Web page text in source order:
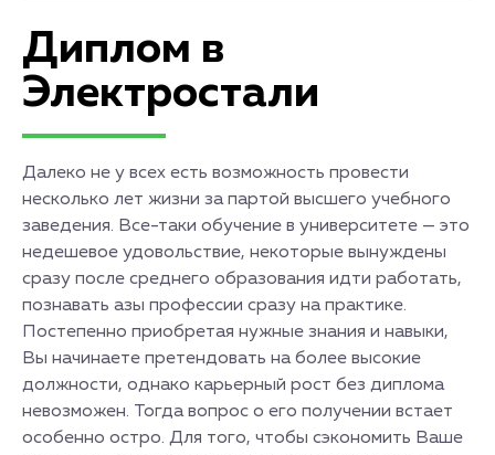
Диплом в
Электростали
Далеко не у всех есть возможность провести
несколько лет жизни за партой высшего учебного
заведения. Все-таки обучение в университете — это
недешевое удовольствие, некоторые вынуждены
сразу после среднего образования идти работать,
познавать азы профессии сразу на практике.
Постепенно приобретая нужные знания и навыки,
Вы начинаете претендовать на более высокие
должности, однако карьерный рост без диплома
невозможен. Тогда вопрос о его получении встает
особенно остро. Для того, чтобы сэкономить Ваше